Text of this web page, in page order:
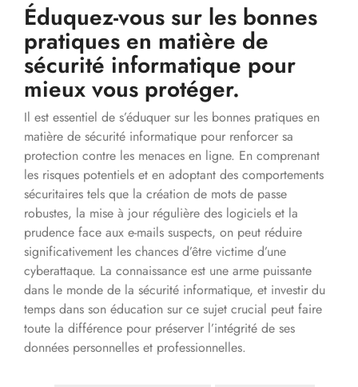
Éduquez-vous sur les bonnes
pratiques en matière de
sécurité informatique pour
mieux vous protéger.
Il est essentiel de s’éduquer sur les bonnes pratiques en
matière de sécurité informatique pour renforcer sa
protection contre les menaces en ligne. En comprenant
les risques potentiels et en adoptant des comportements
sécuritaires tels que la création de mots de passe
robustes, la mise à jour régulière des logiciels et la
prudence face aux e-mails suspects, on peut réduire
significativement les chances d’être victime d’une
cyberattaque. La connaissance est une arme puissante
dans le monde de la sécurité informatique, et investir du
temps dans son éducation sur ce sujet crucial peut faire
toute la différence pour préserver l’intégrité de ses
données personnelles et professionnelles.